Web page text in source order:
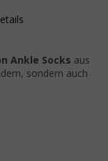
ist 0,0 von
Ankle Socks aus
sondern auch